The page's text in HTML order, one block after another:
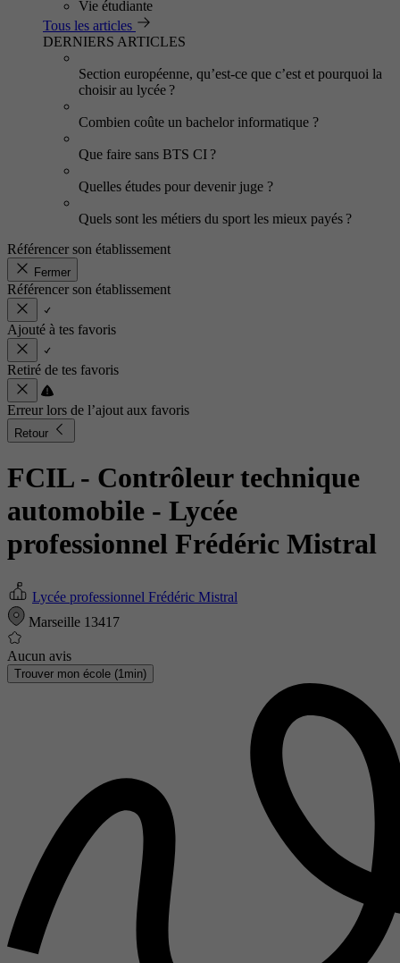
Vie étudiante
Tous les articles
DERNIERS ARTICLES
Section européenne, qu’est-ce que c’est et pourquoi la
choisir au lycée ?
Combien coûte un bachelor informatique ?
Que faire sans BTS CI ?
Quelles études pour devenir juge ?
Quels sont les métiers du sport les mieux payés ?
Référencer son établissement
Fermer
Référencer son établissement
Ajouté à tes favoris
Retiré de tes favoris
Erreur lors de l’ajout aux favoris
Retour
FCIL - Contrôleur technique
automobile - Lycée
professionnel Frédéric Mistral
Lycée professionnel Frédéric Mistral
Marseille 13417
Aucun avis
Trouver mon école (1min)